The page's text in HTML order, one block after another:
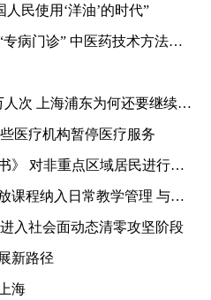
民使用‘洋油’的时代”
门诊” 中医药技术方法融入救治
上海浦东为何还要继续封控？
医疗机构暂停医疗服务
对非重点区域居民进行抗原检测
常教学管理 与线下课程同管理同要求
入社会面动态清零攻坚阶段
新路径
海